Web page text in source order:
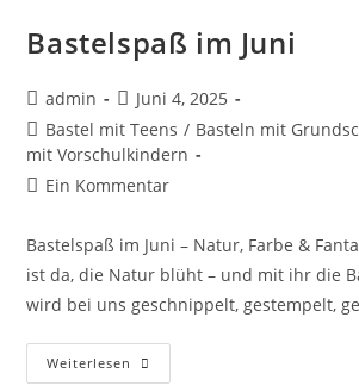
Bastelspaß im Juni
admin
Juni 4, 2025
Bastel mit Teens / Basteln mit
mit Vorschulkindern
Ein Kommentar
Bastelspaß im Juni – Natur, Farbe &
ist da, die Natur blüht – und mit ihr die
wird bei uns geschnippelt, gestempelt,
Weiterlesen